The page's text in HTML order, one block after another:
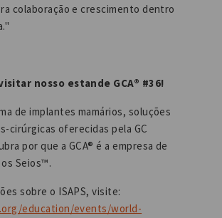
colaboração e crescimento dentro
nosso estande GCA® #36!
de implantes mamários, soluções
cirúrgicas oferecidas pela GC
por que a GCA® é a empresa de
Seios™.
sobre o ISAPS, visite:
education/events/world-